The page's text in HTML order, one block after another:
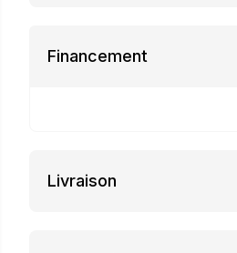
Financement
Livraison